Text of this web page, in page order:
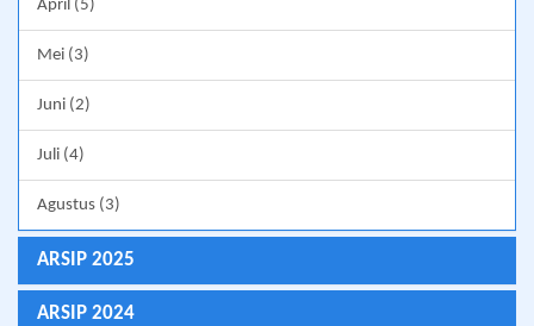
April (5)
Mei (3)
Juni (2)
Juli (4)
Agustus (3)
ARSIP 2025
ARSIP 2024